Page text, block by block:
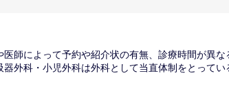
師によって予約や紹介状の有無、診療時間が異
外科・小児外科は外科として当直体制をとって